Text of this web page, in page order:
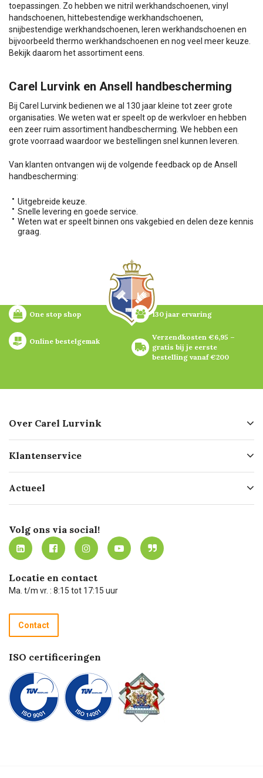
toepassingen. Zo hebben we nitril werkhandschoenen, vinyl
handschoenen, hittebestendige werkhandschoenen,
snijbestendige werkhandschoenen, leren werkhandschoenen en
bijvoorbeeld thermo werkhandschoenen en nog veel meer keuze.
Bekijk daarom het assortiment eens.
Carel Lurvink en Ansell handbescherming
Bij Carel Lurvink bedienen we al 130 jaar kleine tot zeer grote
organisaties. We weten wat er speelt op de werkvloer en hebben
een zeer ruim assortiment handbescherming. We hebben een
grote voorraad waardoor we bestellingen snel kunnen leveren.
Van klanten ontvangen wij de volgende feedback op de Ansell
handbescherming:
Uitgebreide keuze.
Snelle levering en goede service.
Weten wat er speelt binnen ons vakgebied en delen deze kennis
graag.
One stop shop 130 jaar ervaring
Online bestelgemak
Verzendkosten €6,95 –
gratis bij je eerste
bestelling vanaf €200
Over Carel Lurvink
Geschiedenis
Missie
Werken bij Carel Lurvink
MVO
Klantenservice
Bezorgen
Mijn Carel Lurvink
Mijn Carel Lurvink instructievideo's
Carel Lurvink App
Hulp op afstand
Technische dienst
Recycle programma
Betalen
Actueel
Innovation LAB
Tevreden klanten
Carel Lurvink Blog
Carel de podcast
Volg ons via social!
Locatie en contact
Ma. t/m vr. : 8:15 tot 17:15 uur
Contact
ISO certificeringen